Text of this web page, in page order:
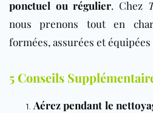
ponctuel ou régulier. Chez
nous prenons tout en
formées, assurées et
5 Conseils
Aérez pendant le